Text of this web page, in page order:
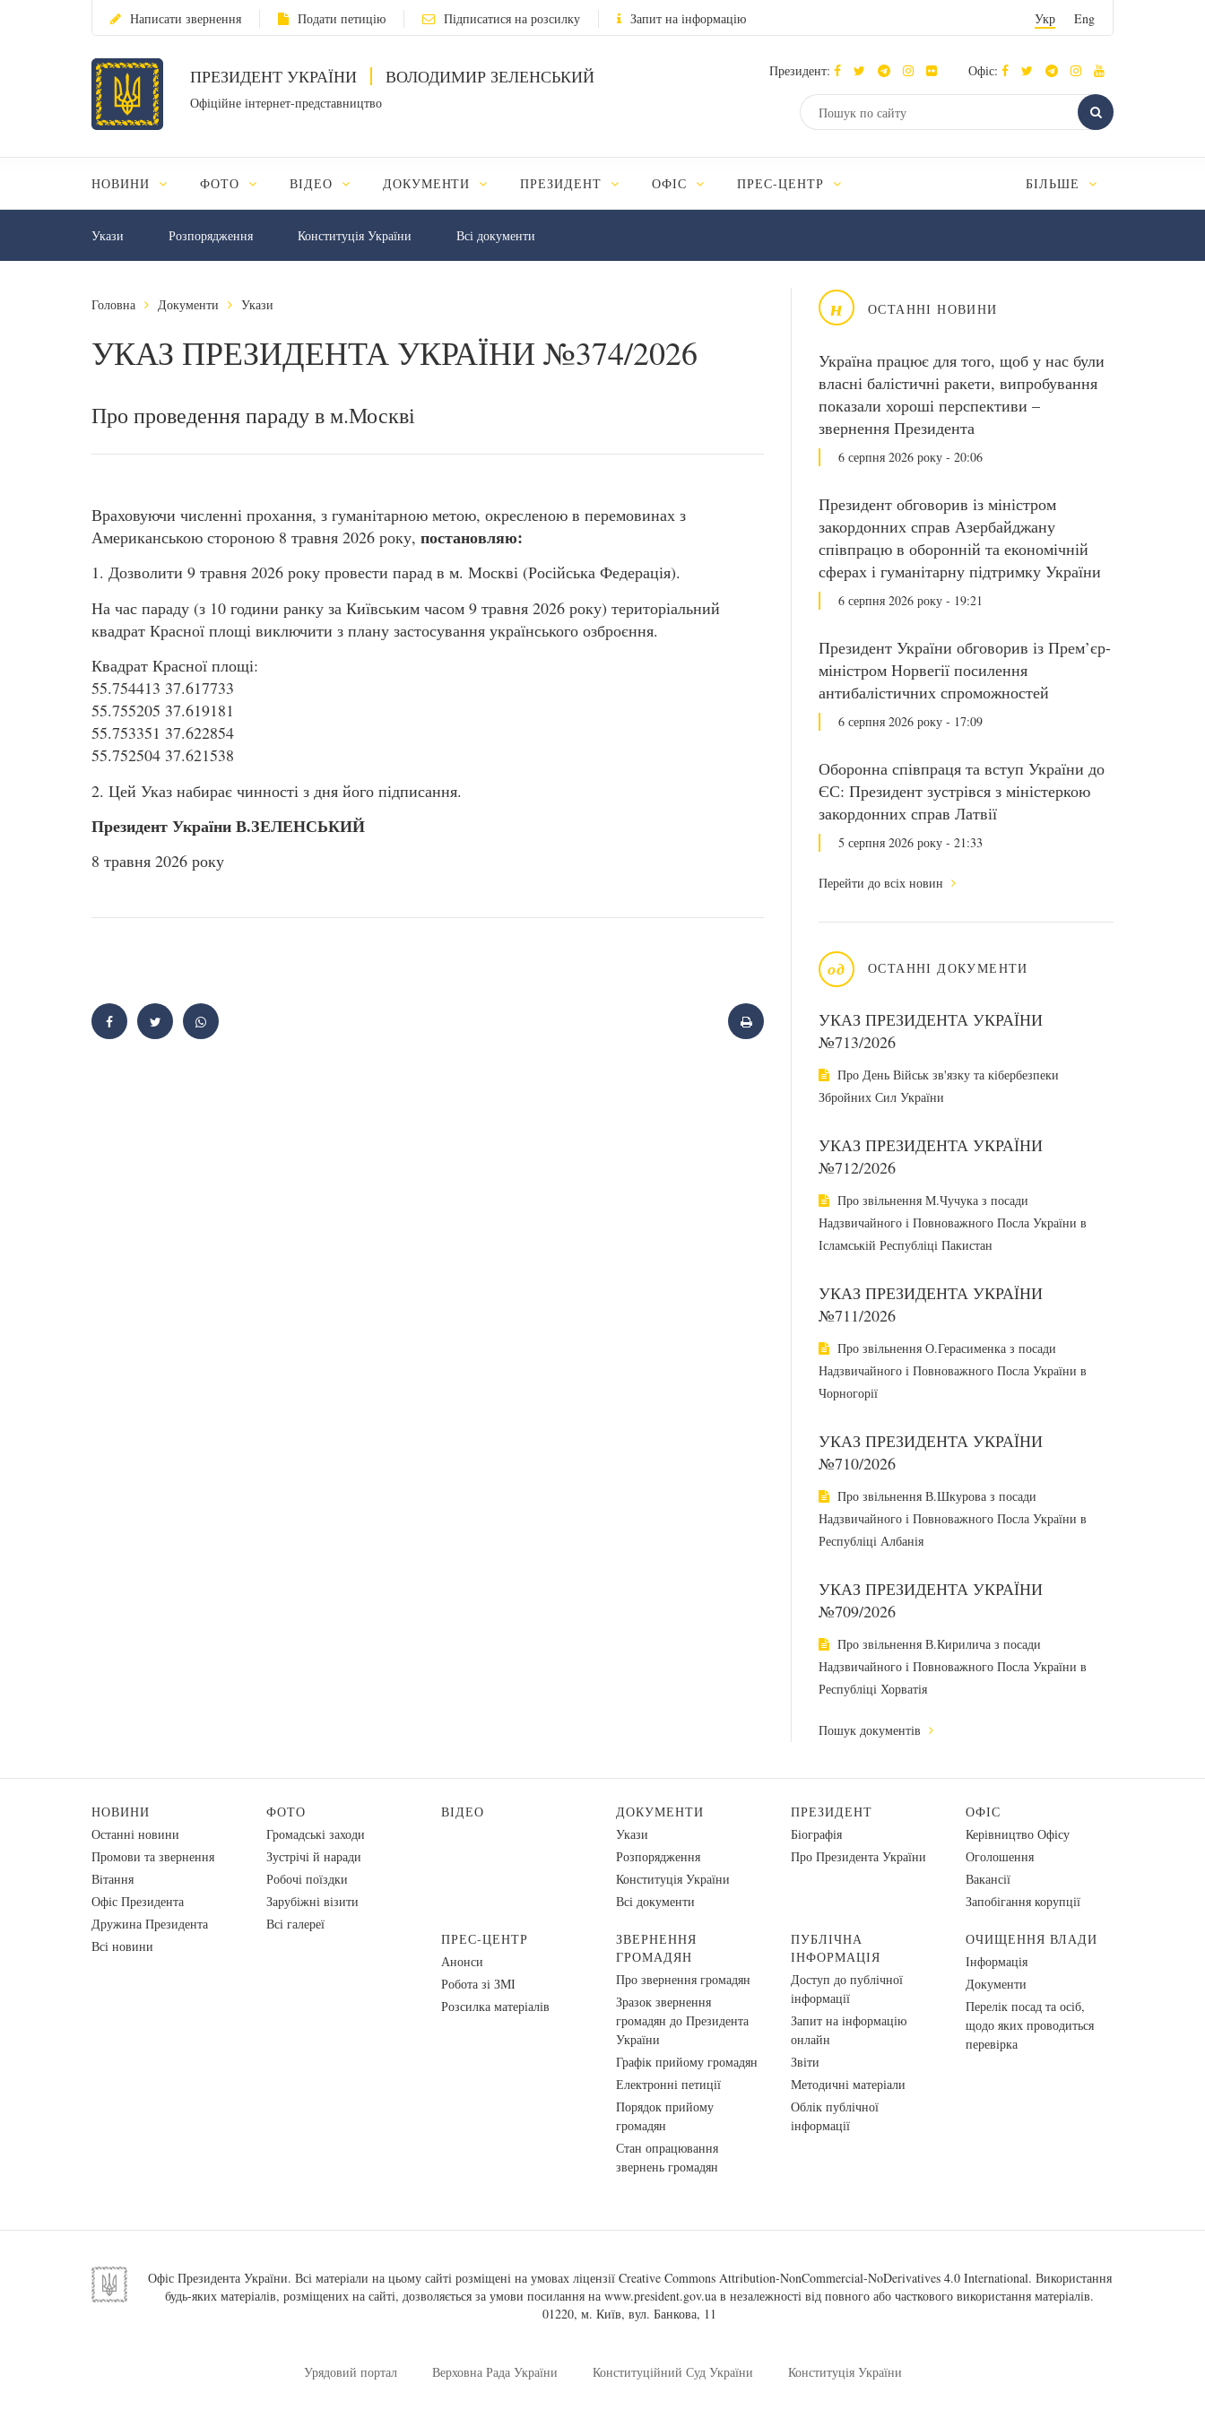
Написати звернення Подати петицію Підписатися на розсилку Запит на інформацію Укр Eng
ПРЕЗИДЕНТ УКРАЇНИ ВОЛОДИМИР ЗЕЛЕНСЬКИЙ
Офіційне інтернет-представництво
Президент: Офіс:
НОВИНИ ФОТО ВІДЕО ДОКУМЕНТИ ПРЕЗИДЕНТ ОФІС ПРЕС-ЦЕНТР БІЛЬШЕ
Укази Розпорядження Конституція України Всі документи
н ОСТАННІ НОВИНИ
Україна працює для того, щоб у нас були
власні балістичні ракети, випробування
показали хороші перспективи –
звернення Президента
6 серпня 2026 року - 20:06
Президент обговорив із міністром
закордонних справ Азербайджану
співпрацю в оборонній та економічній
сферах і гуманітарну підтримку України
6 серпня 2026 року - 19:21
Президент України обговорив із Прем’єр-
міністром Норвегії посилення
антибалістичних спроможностей
6 серпня 2026 року - 17:09
Оборонна співпраця та вступ України до
ЄС: Президент зустрівся з міністеркою
закордонних справ Латвії
5 серпня 2026 року - 21:33
Перейти до всіх новин
од ОСТАННІ ДОКУМЕНТИ
УКАЗ ПРЕЗИДЕНТА УКРАЇНИ
№713/2026
Про День Військ зв'язку та кібербезпеки
Збройних Сил України
УКАЗ ПРЕЗИДЕНТА УКРАЇНИ
№712/2026
Про звільнення М.Чучука з посади
Надзвичайного і Повноважного Посла України в
Ісламській Республіці Пакистан
УКАЗ ПРЕЗИДЕНТА УКРАЇНИ
№711/2026
Про звільнення О.Герасименка з посади
Надзвичайного і Повноважного Посла України в
Чорногорії
УКАЗ ПРЕЗИДЕНТА УКРАЇНИ
№710/2026
Про звільнення В.Шкурова з посади
Надзвичайного і Повноважного Посла України в
Республіці Албанія
УКАЗ ПРЕЗИДЕНТА УКРАЇНИ
№709/2026
Про звільнення В.Кирилича з посади
Надзвичайного і Повноважного Посла України в
Республіці Хорватія
Пошук документів
Головна Документи Укази
УКАЗ ПРЕЗИДЕНТА УКРАЇНИ №374/2026
Про проведення параду в м.Москві
Враховуючи численні прохання, з гуманітарною метою, окресленою в перемовинах з
Американською стороною 8 травня 2026 року, постановляю:
1. Дозволити 9 травня 2026 року провести парад в м. Москві (Російська Федерація).
На час параду (з 10 години ранку за Київським часом 9 травня 2026 року) територіальний
квадрат Красної площі виключити з плану застосування українського озброєння.
Квадрат Красної площі:
55.754413 37.617733
55.755205 37.619181
55.753351 37.622854
55.752504 37.621538
2. Цей Указ набирає чинності з дня його підписання.
Президент України В.ЗЕЛЕНСЬКИЙ
8 травня 2026 року
НОВИНИ
Останні новини
Промови та звернення
Вiтання
Офіс Президента
Дружина Президента
Всі новини
ФОТО
Громадські заходи
Зустрічі й наради
Робочі поїздки
Зарубіжні візити
Всі галереї
ВІДЕО
ДОКУМЕНТИ
Укази
Розпорядження
Конституція України
Всі документи
ПРЕЗИДЕНТ
Біографія
Про Президента України
ОФІС
Керівництво Офісу
Оголошення
Вакансії
Запобігання корупції
ПРЕС-ЦЕНТР
Анонси
Робота зі ЗМІ
Розсилка матеріалів
ЗВЕРНЕННЯ
ГРОМАДЯН
Про звернення громадян
Зразок звернення
громадян до Президента
України
Графік прийому громадян
Електронні петиції
Порядок прийому
громадян
Стан опрацювання
звернень громадян
ПУБЛІЧНА
ІНФОРМАЦІЯ
Доступ до публічної
інформації
Запит на інформацію
онлайн
Звіти
Методичні матеріали
Облік публічної
інформації
ОЧИЩЕННЯ ВЛАДИ
Інформація
Документи
Перелік посад та осіб,
щодо яких проводиться
перевірка
Офіс Президента України. Всі матеріали на цьому сайті розміщені на умовах ліцензії Creative Commons Attribution-NonCommercial-NoDerivatives 4.0 International. Використання
будь-яких матеріалів, розміщених на сайті, дозволяється за умови посилання на www.president.gov.ua в незалежності від повного або часткового використання матеріалів.
01220, м. Київ, вул. Банкова, 11
Урядовий портал Верховна Рада України Конституційний Суд України Конституція України